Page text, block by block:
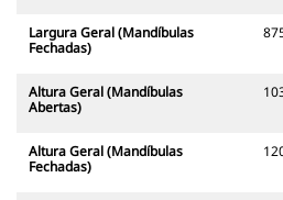
Largura Geral (Mandíbulas
Fechadas)
Altura Geral (Mandíbulas
Abertas)
Altura Geral (Mandíbulas
Fechadas)